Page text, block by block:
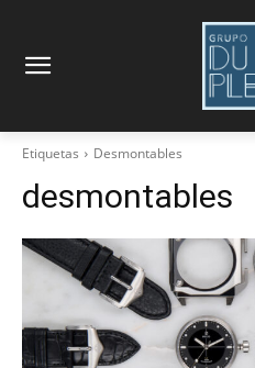
Etiquetas Desmontables
desmontables